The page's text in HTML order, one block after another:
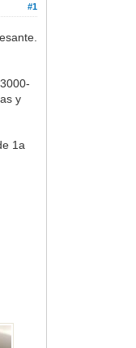
#1
y
1a